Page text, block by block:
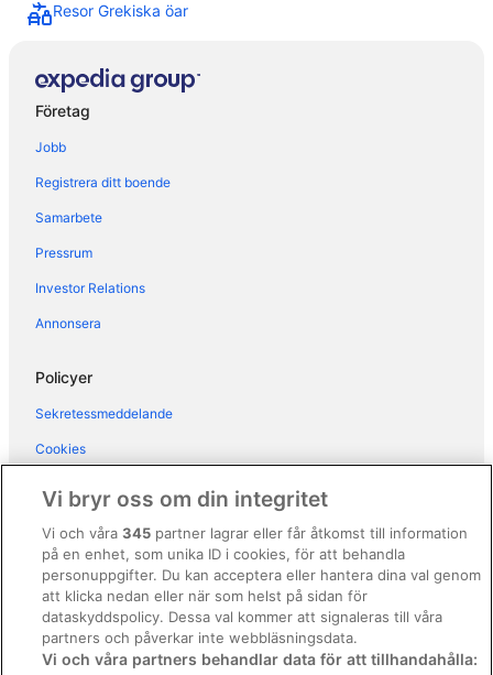
Resor Grekiska öar
Företag
Jobb
Registrera ditt boende
Samarbete
Pressrum
Investor Relations
Annonsera
Policyer
Sekretessmeddelande
Cookies
Regler och villkor för Vrbo
Tillgänglighetsanpassning
Juridisk information/Kontakta oss
Riktlinjer för innehåll och anmäla innehåll
Vi bryr oss om din integritet
Vi och våra345 partner lagrar eller får åtkomst till information
på en enhet, som unika ID i cookies, för att behandla
personuppgifter. Du kan acceptera eller hantera dina val genom
att klicka nedan eller när som helst på sidan för
dataskyddspolicy. Dessa val kommer att signaleras till våra
partners och påverkar inte webbläsningsdata.
Vi och våra partners behandlar data för att tillhandahålla: